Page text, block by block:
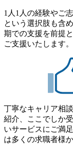
果、なりたいキャ
らえる ・シンプレ
るため、エンジニ
値提供できる ・デ
心の案件もあり、
げの立て方を選べ
今期18億円⇒来期
長中のファームで
上司の近くで働け
ィング・グループ出
keto_kajita/)） 多様
自己成長機会が多
も関わらず、外資
なるため、入居基
す。 住宅手当は、
定める金額を会社
による引っ越し費
(火) 19:00～20:00
ている方を対象に
・【富山】半導体
程の管理業務) ※
導体製造装置の生
※顔出しは不要で
だければと存じま
1人1人の経験やご
という選択肢も含
期での支援を前提
ご支援いたします。
丁寧なキャリア相
紹介、ここでしか
いサービスにご満
は多くの求職者様